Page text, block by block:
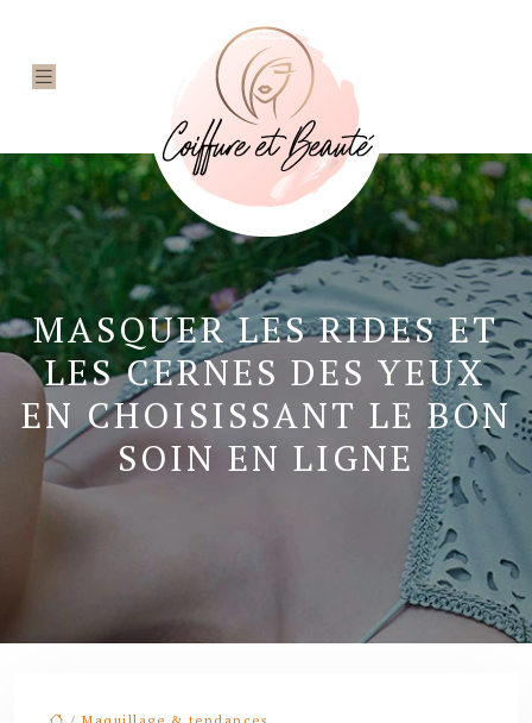
MASQUER LES RIDES ET
LES CERNES DES YEUX
EN CHOISISSANT LE BON
SOIN EN LIGNE